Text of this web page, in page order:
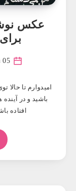
عکس
05 ژانویه 2020
امیدوارم تا
باشید و در
افتاده